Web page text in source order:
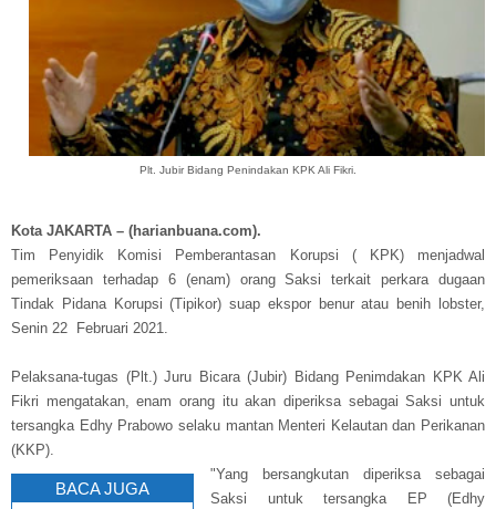
Plt. Jubir Bidang Penindakan KPK Ali Fikri
Kota JAKARTA – (harianbuana.com).
Tim Penyidik Komisi Pemberantasan Korupsi ( KPK) menjadwal
pemeriksaan terhadap 6 (enam) orang Saksi terkait perkara dugaan
Tindak Pidana Korupsi (Tipikor) suap ekspor benur atau benih lobster,
Senin 22 Februari 2021.
Pelaksana-tugas (Plt.) Juru Bicara (Jubir) Bidang Penimdakan KPK Ali
Fikri mengatakan, enam orang itu akan diperiksa sebagai Saksi untuk
tersangka Edhy Prabowo selaku mantan Menteri Kelautan dan Perikanan
(KKP).
BACA JUGA
"Yang bersangkutan diperiksa sebagai
Saksi untuk tersangka EP (Edhy